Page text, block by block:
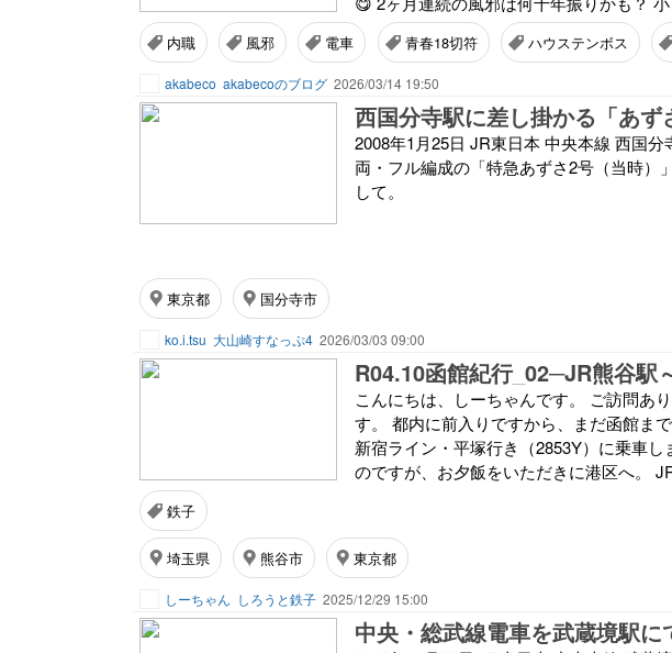
内職 風邪 電車 青春18切符 ハウステンボス
akabeco akabecoのブログ 2026/03/14 19:50
西国分寺駅に差し掛かる「あず
2008年1月25日 JR東日本 中央本線 西国
両・フル編成の「特急あずさ2号（当時）
して。
東京都 国分寺市
ko.i.tsu 大山崎すなっぷ4 2026/03/03 09:00
R04.10函館紀行_02─JR熊谷駅
こんにちは、しーちゃんです。 ご訪問あ
す。 都内に前入りですから、まだ函館ま
新宿ライン・平塚行き（2853Y）に乗車
のですが、お夕飯をいただきに港区へ。
鉄子
埼玉県 熊谷市 東京都
しーちゃん しろうと鉄子 2025/12/29 15:00
中央・総武線電車を武蔵境駅に